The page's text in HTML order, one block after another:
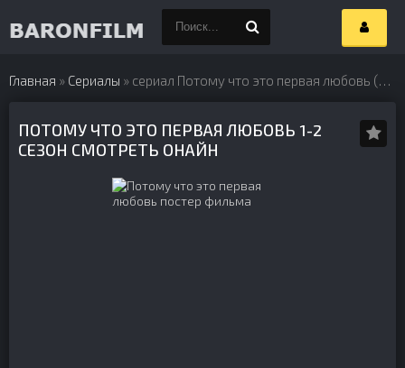
Главная » Сериалы » сериал Потому что это первая любовь (2019) 2 сезон
ПОТОМУ ЧТО ЭТО ПЕРВАЯ ЛЮБОВЬ 1-2
СЕЗОН СМОТРЕТЬ ОНАЙН